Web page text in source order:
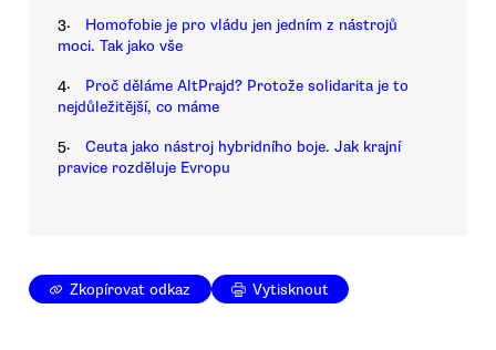
3.
Homofobie je pro vládu jen jedním z nástrojů
moci. Tak jako vše
4.
Proč děláme AltPrajd? Protože solidarita je to
nejdůležitější, co máme
5.
Ceuta jako nástroj hybridního boje. Jak krajní
pravice rozděluje Evropu
Zkopírovat odkaz Vytisknout